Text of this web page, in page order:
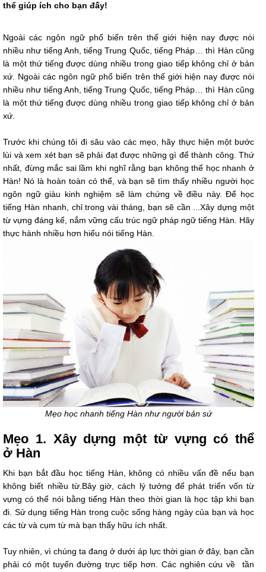
thể giúp ích cho bạn đấy!
Ngoài các ngôn ngữ phổ biến trên thế giới hiện nay được nói
nhiều như tiếng Anh, tiếng Trung Quốc, tiếng Pháp… thì Hàn cũng
là một thứ tiếng được dùng nhiều trong giao tiếp không chỉ ở bản
xứ. Ngoài các ngôn ngữ phổ biến trên thế giới hiện nay được nói
nhiều như tiếng Anh, tiếng Trung Quốc, tiếng Pháp… thì Hàn cũng
là một thứ tiếng được dùng nhiều trong giao tiếp không chỉ ở bản
xứ.
Trước khi chúng tôi đi sâu vào các mẹo, hãy thực hiện một bước
lùi và xem xét bạn sẽ phải đạt được những gì để thành công. Thứ
nhất, đừng mắc sai lầm khi nghĩ rằng bạn không thể học nhanh ở
Hàn! Nó là hoàn toàn có thể, và bạn sẽ tìm thấy nhiều người học
ngôn ngữ giàu kinh nghiệm sẽ làm chứng về điều này. Để học
tiếng Hàn nhanh, chỉ trong vài tháng, bạn sẽ cần ...Xây dựng một
từ vựng đáng kể, nắm vững cấu trúc ngữ pháp ngữ tiếng Hàn. Hãy
thực hành nhiều hơn hiểu nói tiếng Hàn.
Mẹo học nhanh tiếng Hàn như người bản sứ
Mẹo 1. Xây dựng một từ vựng có thể
ở Hàn
Khi bạn bắt đầu học tiếng Hàn, không có nhiều vấn đề nếu bạn
không biết nhiều từ.Bây giờ, cách lý tưởng để phát triển vốn từ
vựng có thể nói bằng tiếng Hàn theo thời gian là học tập khi bạn
đi. Sử dụng tiếng Hàn trong cuộc sống hàng ngày của bạn và học
các từ và cụm từ mà bạn thấy hữu ích nhất.
Tuy nhiên, vì chúng ta đang ở dưới áp lực thời gian ở đây, bạn cần
phải có một tuyến đường trực tiếp hơn. Các nghiên cứu về tần